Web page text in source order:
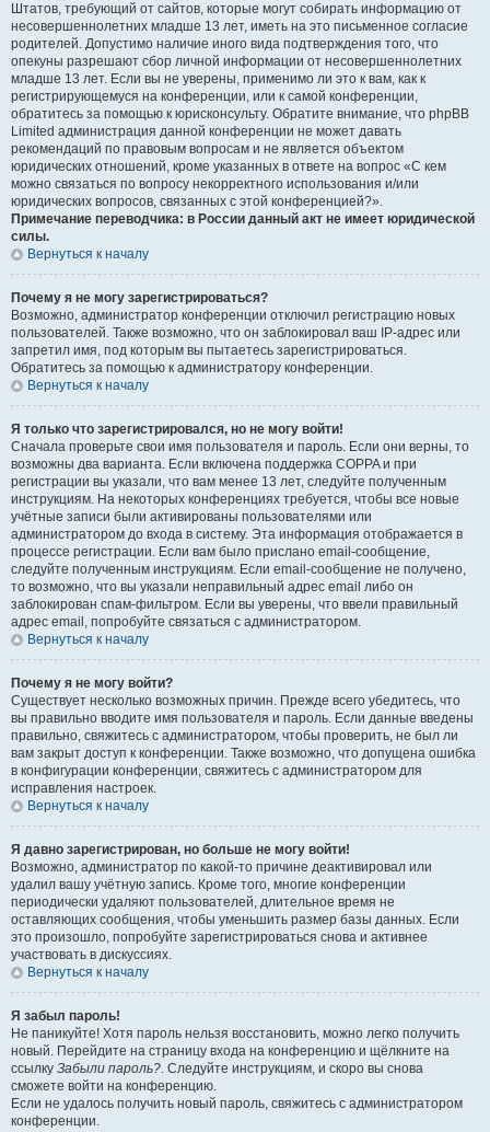
Штатов, требующий от сайтов, которые могут собирать информацию от
несовершеннолетних младше 13 лет, иметь на это письменное согласие
родителей. Допустимо наличие иного вида подтверждения того, что
опекуны разрешают сбор личной информации от несовершеннолетних
младше 13 лет. Если вы не уверены, применимо ли это к вам, как к
регистрирующемуся на конференции, или к самой конференции,
обратитесь за помощью к юрисконсульту. Обратите внимание, что phpBB
Limited администрация данной конференции не может давать
рекомендаций по правовым вопросам и не является объектом
юридических отношений, кроме указанных в ответе на вопрос «С кем
можно связаться по вопросу некорректного использования и/или
юридических вопросов, связанных с этой конференцией?».
Примечание переводчика: в России данный акт не имеет юридической
силы.
Вернуться к началу
Почему я не могу зарегистрироваться?
Возможно, администратор конференции отключил регистрацию новых
пользователей. Также возможно, что он заблокировал ваш IP-адрес или
запретил имя, под которым вы пытаетесь зарегистрироваться.
Обратитесь за помощью к администратору конференции.
Вернуться к началу
Я только что зарегистрировался, но не могу войти!
Сначала проверьте свои имя пользователя и пароль. Если они верны, то
возможны два варианта. Если включена поддержка COPPA и при
регистрации вы указали, что вам менее 13 лет, следуйте полученным
инструкциям. На некоторых конференциях требуется, чтобы все новые
учётные записи были активированы пользователями или
администратором до входа в систему. Эта информация отображается в
процессе регистрации. Если вам было прислано email-сообщение,
следуйте полученным инструкциям. Если email-сообщение не получено,
то возможно, что вы указали неправильный адрес email либо он
заблокирован спам-фильтром. Если вы уверены, что ввели правильный
адрес email, попробуйте связаться с администратором.
Вернуться к началу
Почему я не могу войти?
Существует несколько возможных причин. Прежде всего убедитесь, что
вы правильно вводите имя пользователя и пароль. Если данные введены
правильно, свяжитесь с администратором, чтобы проверить, не был ли
вам закрыт доступ к конференции. Также возможно, что допущена ошибка
в конфигурации конференции, свяжитесь с администратором для
исправления настроек.
Вернуться к началу
Я давно зарегистрирован, но больше не могу войти!
Возможно, администратор по какой-то причине деактивировал или
удалил вашу учётную запись. Кроме того, многие конференции
периодически удаляют пользователей, длительное время не
оставляющих сообщения, чтобы уменьшить размер базы данных. Если
это произошло, попробуйте зарегистрироваться снова и активнее
участвовать в дискуссиях.
Вернуться к началу
Я забыл пароль!
Не паникуйте! Хотя пароль нельзя восстановить, можно легко получить
новый. Перейдите на страницу входа на конференцию и щёлкните на
ссылку Забыли пароль?. Следуйте инструкциям, и скоро вы снова
сможете войти на конференцию.
Если не удалось получить новый пароль, свяжитесь с администратором
конференции.